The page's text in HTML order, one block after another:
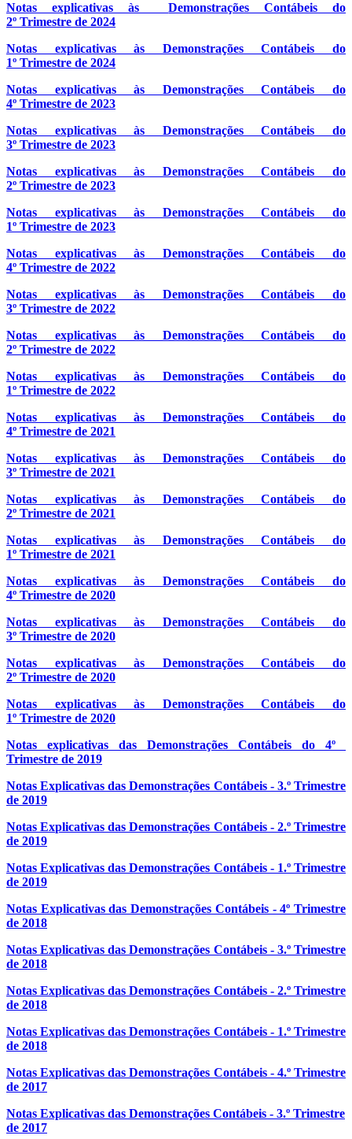
Notas explicativas àsDemonstrações Contábeis do
2º Trimestre de 2024
Notas explicativas às Demonstrações Contábeis do
1º Trimestre de 2024
Notas explicativas às Demonstrações Contábeis do
4º Trimestre de 2023
Notas explicativas às Demonstrações Contábeis do
3º Trimestre de 2023
Notas explicativas às Demonstrações Contábeis do
2º Trimestre de 2023
Notas explicativas às Demonstrações Contábeis do
1º Trimestre de 2023
Notas explicativas às Demonstrações Contábeis do
4º Trimestre de 2022
Notas explicativas às Demonstrações Contábeis do
3º Trimestre de 2022
Notas explicativas às Demonstrações Contábeis do
2º Trimestre de 2022
Notas explicativas às Demonstrações Contábeis do
1º Trimestre de 2022
Notas explicativas às Demonstrações Contábeis do
4º Trimestre de 2021
Notas explicativas às Demonstrações Contábeis do
3º Trimestre de 2021
Notas explicativas às Demonstrações Contábeis do
2º Trimestre de 2021
Notas explicativas às Demonstrações Contábeis do
1º Trimestre de 2021
Notas explicativas às Demonstrações Contábeis do
4º Trimestre de 2020
Notas explicativas às Demonstrações Contábeis do
3º Trimestre de 2020
Notas explicativas às Demonstrações Contábeis do
2º Trimestre de 2020
Notas explicativas às Demonstrações Contábeis do
1º Trimestre de 2020
Notas explicativas das Demonstrações Contábeis do 4º
Trimestre de 2019
Notas Explicativas das Demonstrações Contábeis - 3.º Trimestre
de 2019
Notas Explicativas das Demonstrações Contábeis - 2.º Trimestre
de 2019
Notas Explicativas das Demonstrações Contábeis - 1.º Trimestre
de 2019
Notas Explicativas das Demonstrações Contábeis - 4º Trimestre
de 2018
Notas Explicativas das Demonstrações Contábeis - 3.º Trimestre
de 2018
Notas Explicativas das Demonstrações Contábeis - 2.º Trimestre
de 2018
Notas Explicativas das Demonstrações Contábeis - 1.º Trimestre
de 2018
Notas Explicativas das Demonstrações Contábeis - 4.º Trimestre
de 2017
Notas Explicativas das Demonstrações Contábeis - 3.º Trimestre
de 2017